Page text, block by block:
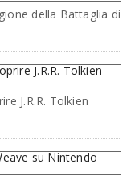
della Battaglia di
J.R.R. Tolkien